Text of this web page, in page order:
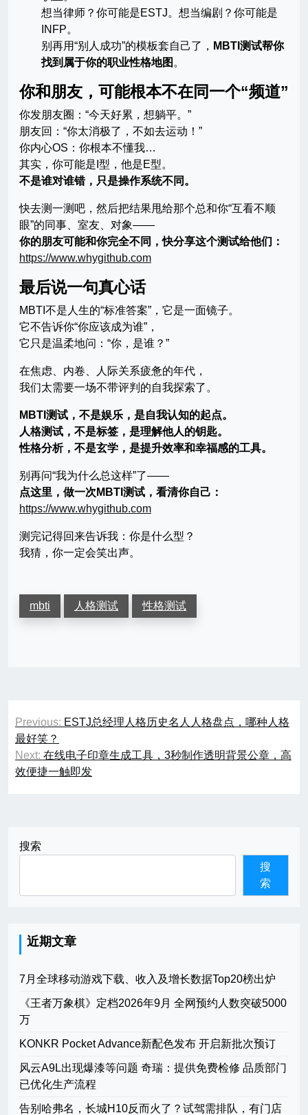
想当律师？你可能是ESTJ。想当编剧？你可能是
INFP。
别再用“别人成功”的模板套自己了， MBTI测试帮你
找到属于你的职业性格地图 。
你和朋友，可能根本不在同一个“频道”
你发朋友圈：“今天好累，想躺平。”
朋友回：“你太消极了，不如去运动！”
你内心OS：你根本不懂我…
其实，你可能是I型，他是E型。
不是谁对谁错，只是操作系统不同。
快去测一测吧，然后把结果甩给那个总和你“互看不顺
眼”的同事、室友、对象——
你的朋友可能和你完全不同，快分享这个测试给他们：
https://www.whygithub.com
最后说一句真心话
MBTI不是人生的“标准答案”，它是一面镜子。
它不告诉你“你应该成为谁”，
它只是温柔地问：“你，是谁？”
在焦虑、内卷、人际关系疲惫的年代，
我们太需要一场不带评判的自我探索了。
MBTI测试，不是娱乐，是自我认知的起点。
人格测试，不是标签，是理解他人的钥匙。
性格分析，不是玄学，是提升效率和幸福感的工具。
别再问“我为什么总这样”了——
点这里，做一次MBTI测试，看清你自己：
https://www.whygithub.com
测完记得回来告诉我：你是什么型？
我猜，你一定会笑出声。
mbti 人格测试 性格测试
文
章
导
Previous: ESTJ总经理人格历史名人人格盘点，哪种人格
最好笑？
Next: 在线电子印章生成工具，3秒制作透明背景公章，高
效便捷一触即发
搜索
搜
索
近期文章
7月全球移动游戏下载、收入及增长数据Top20榜出炉
《王者万象棋》定档2026年9月 全网预约人数突破5000
万
KONKR Pocket Advance新配色发布 开启新批次预订
风云A9L出现爆漆等问题 奇瑞：提供免费检修 品质部门
已优化生产流程
告别哈弗名，长城H10反而火了？试驾需排队，有门店